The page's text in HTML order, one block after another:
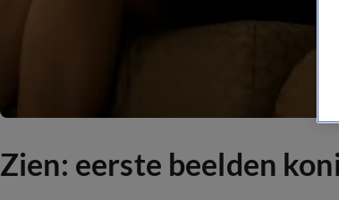
Zien: eerste beelden